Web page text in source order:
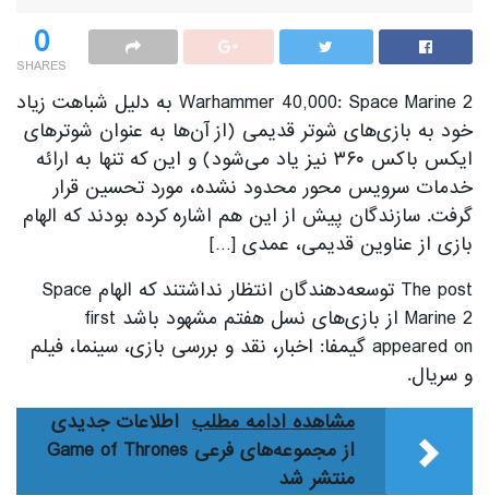
0
SHARES
Warhammer 40,000: Space Marine 2 به دلیل شباهت زیاد
خود به بازی‌های شوتر قدیمی (از آن‌ها به عنوان شوترهای
ایکس باکس ۳۶۰ نیز یاد می‌شود) و این که تنها به ارائه
خدمات سرویس محور محدود نشده، مورد تحسین قرار
گرفت. سازندگان پیش از این هم اشاره کرده بودند که الهام
بازی از عناوین قدیمی، عمدی […]
The post توسعه‌دهندگان انتظار نداشتند که الهام Space
Marine 2 از بازی‌های نسل هفتم مشهود باشد first
appeared on گیمفا: اخبار، نقد و بررسی بازی، سینما، فیلم
و سریال.
مشاهده ادامه مطلب اطلاعات جدیدی
از مجموعه‌های فرعی Game of Thrones
منتشر شد